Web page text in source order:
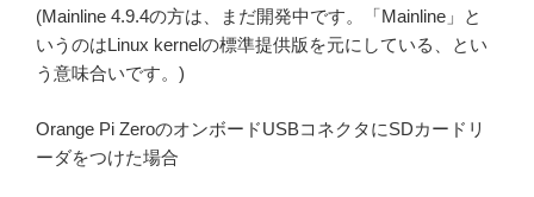
(Mainline 4.9.4の方は、まだ開発中です。「Mainline」と
いうのはLinux kernelの標準提供版を元にしている、とい
う意味合いです。)
Orange Pi ZeroのオンボードUSBコネクタにSDカードリ
ーダをつけた場合